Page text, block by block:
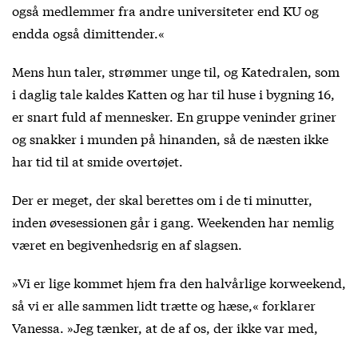
også medlemmer fra andre universiteter end KU og
endda også dimittender.«
Mens hun taler, strømmer unge til, og Katedralen, som
i daglig tale kaldes Katten og har til huse i bygning 16,
er snart fuld af mennesker. En gruppe veninder griner
og snakker i munden på hinanden, så de næsten ikke
har tid til at smide overtøjet.
Der er meget, der skal berettes om i de ti minutter,
inden øvesessionen går i gang. Weekenden har nemlig
været en begivenhedsrig en af slagsen.
»Vi er lige kommet hjem fra den halvårlige korweekend,
så vi er alle sammen lidt trætte og hæse,« forklarer
Vanessa. »Jeg tænker, at de af os, der ikke var med,